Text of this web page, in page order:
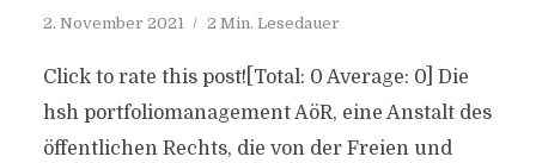
2. November 2021 2 Min. Lesedauer
Click to rate this post![Total: 0 Average: 0] Die
hsh portfoliomanagement AöR, eine Anstalt des
öffentlichen Rechts, die von der Freien und